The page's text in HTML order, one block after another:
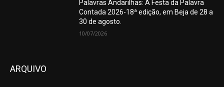
Palavras Andarilhas: A Festa da Palavra
Contada 2026-18ª edição, em Beja de 28 a
30 de agosto.
10/07/2026
ARQUIVO